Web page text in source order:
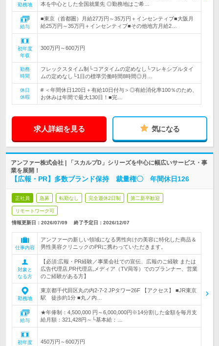
勤務地
本を中心とした全国就業先 ◎勤務地はご希…
給与
■東京（首都圏）月給27万円～35万円＋インセンティブ■大阪月
給25万円～35万円＋インセンティブ■その他地方月給2…
初年度
年収
300万円～600万円
勤務
時間
フレックスタイム制└コアタイムの定めなし└フレキシブルタイ
ムの定めなし└1日の標準労働時間8時間◎月…
休日
休暇
# ＜年間休日120日＋有給10日付与＞◎有給消化率100％のため、
お休みは年間で最大130日！■完…
求人詳細を見る 気になる
アンファー株式会社 | 「スカルプD」シリーズを中心に幅広いサービス・事
業を展開！
【広報・PR】多数ブランド保持 裁量権〇 年間休日126
正社員 急募 転勤なし 完全週休2日制 第二新卒歓迎
リモートワーク可
情報更新日：2026/07/09 終了予定日： 2026/12/07
仕事内容
アンファーの新しい領域になる男性向けの美容に特化した商品＆
男性美容クリニックのPRに携わっていただきます。
対象と
なる方
【必須:広報・PR経験／事業会社での宣伝、広報のご経験 または
広告代理店,PR代理店,メディア（TV局等）でのプランナー、営業
のご経験がある方】
勤務地
東京都千代田区丸の内2-7-2 JPタワー26F 【アクセス】 ■JR東京
駅 徒歩約1分 ■丸ノ内…
給与
★年俸制：4,500,000 円～6,000,000円※14分割した金額を毎月支
給月額：321,428円～└基本給：…
初年度 450万円～600万円